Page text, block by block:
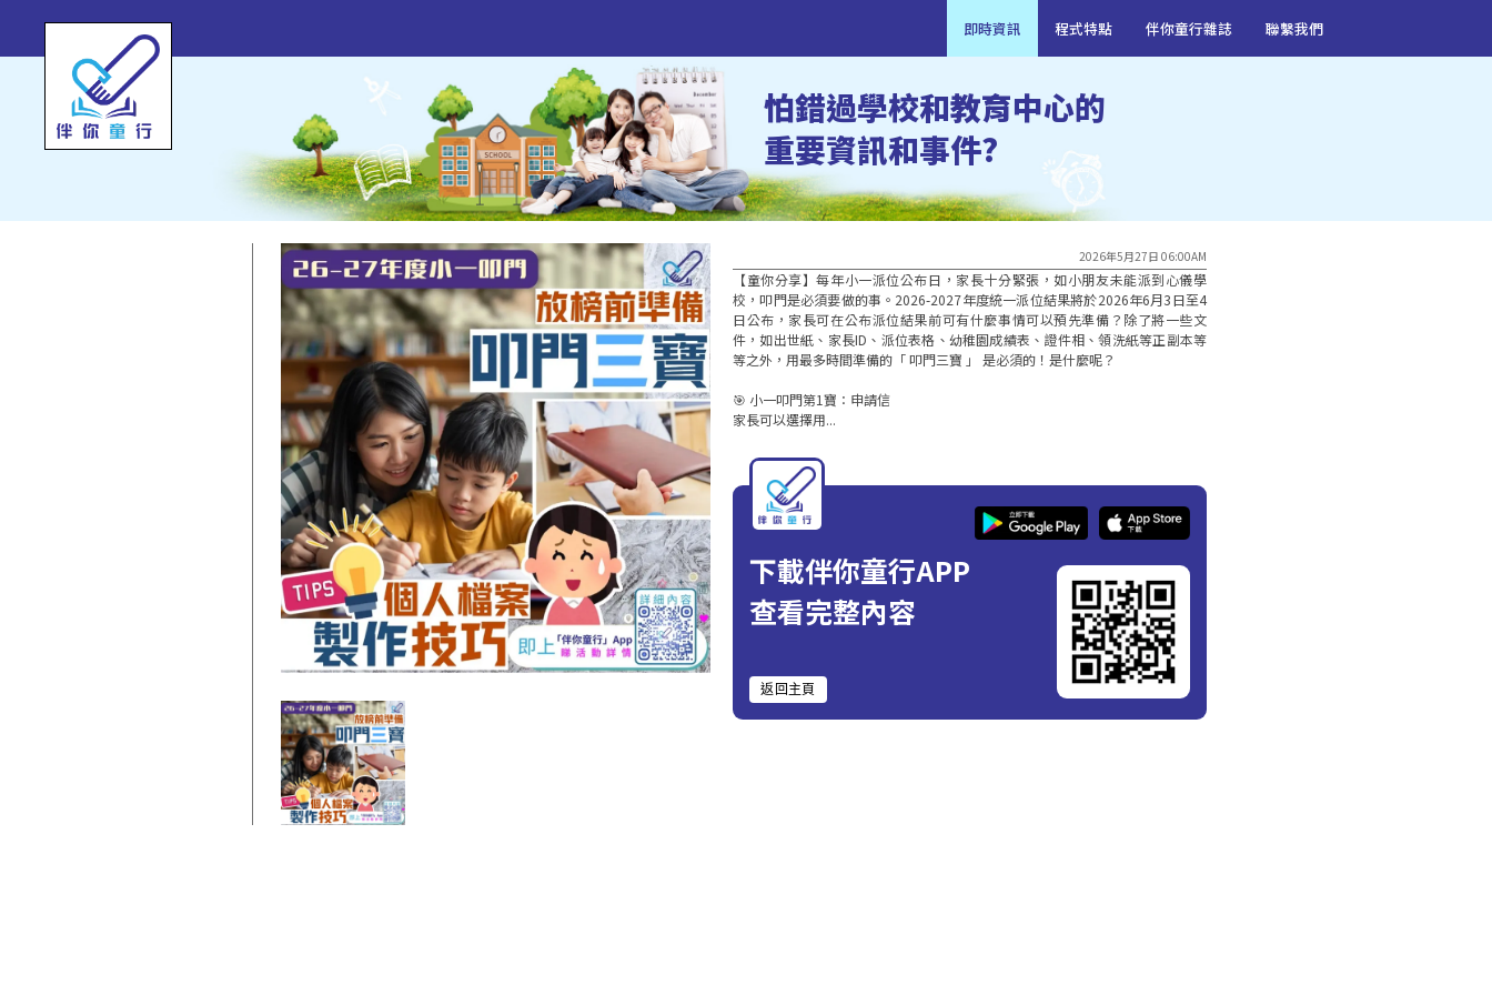
即時資訊 程式特點 伴你童行雜誌 聯繫我們
怕錯過學校和教育中心的
重要資訊和事件?
2026年5月27日 06:00AM
【童你分享】每年小一派位公布日，家長十分緊張，如小朋友未能派到心儀學
校，叩門是必須要做的事。2026-2027年度統一派位結果將於2026年6月3日至4
日公布，家長可在公布派位結果前可有什麼事情可以預先準備？除了將一些文
件，如出世紙、家長ID、派位表格、幼稚園成績表、證件相、領洗紙等正副本等
等之外，用最多時間準備的「 叩門三寶 」 是必須的！是什麼呢？
🎯 小一叩門第1寶：申請信
家長可以選擇用...
下載伴你童行APP
查看完整內容
返回主頁